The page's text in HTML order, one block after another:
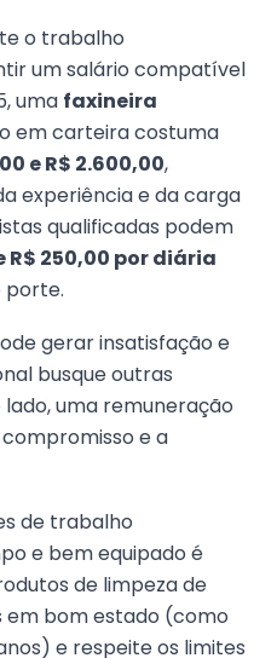
o trabalho
um salário compatível
uma faxineira
em carteira costuma
e R$ 2.600,00,
experiência e da carga
qualificadas podem
R$ 250,00 por diária
porte.
gerar insatisfação e
busque outras
uma remuneração
e a
de trabalho
e bem equipado é
de limpeza de
em bom estado (como
e respeite os limites